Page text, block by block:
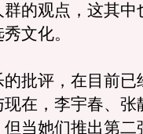
的观点，这其中
文化。
批评，在目前已
在，李宇春、张
当她们推出第二